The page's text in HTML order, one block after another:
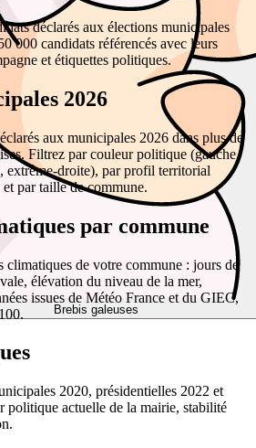
Brebis galeuses
déclarés aux élections municipales
000 candidats référencés avec leurs
et étiquettes politiques.
2026
aux municipales 2026 dans plus de
Filtrez par couleur politique (gauche,
extrême-droite), par profil territorial
par taille de commune.
par commune
de votre commune : jours de
élévation du niveau de la mer,
issues de Météo France et du GIEC,
2020, présidentielles 2022 et
politique actuelle de la mairie, stabilité